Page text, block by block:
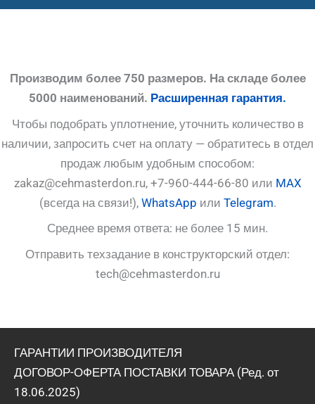
Производим более 750 размеров. На складе более
5000 наименований. Расширенная гарантия.
Чтобы подобрать уплотнение, уточнить количество в
наличии, запросить счет на оплату — обратитесь в отдел
продаж любым удобным способом:
zakaz@cehmasterdon.ru, +7-960-444-66-80 или MAX
(всегда на связи!), WhatsApp или Telegram.
Среднее время ответа: не более 15 мин.
Отправить техзадание в конструкторский отдел:
tech@cehmasterdon.ru
ГАРАНТИИ ПРОИЗВОДИТЕЛЯ
ДОГОВОР-ОФЕРТА ПОСТАВКИ ТОВАРА (Ред. от
18.06.2025)